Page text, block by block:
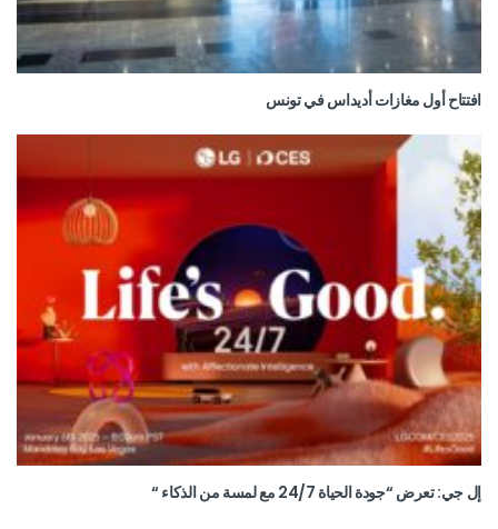
افتتاح أول مغازات أديداس في تونس
إل جي: تعرض “جودة الحياة 24/7 مع لمسة من الذكاء “